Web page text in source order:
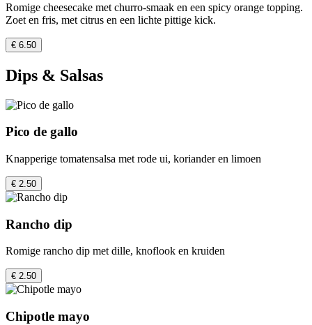
Romige cheesecake met churro-smaak en een spicy orange topping.
Zoet en fris, met citrus en een lichte pittige kick.
€ 6.50
Dips & Salsas
Pico de gallo
Knapperige tomatensalsa met rode ui, koriander en limoen
€ 2.50
Rancho dip
Romige rancho dip met dille, knoflook en kruiden
€ 2.50
Chipotle mayo